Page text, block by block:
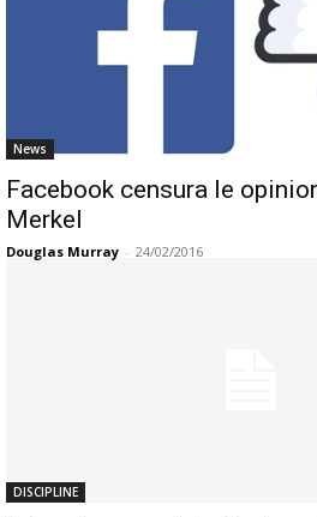
News
Facebook censura le
Merkel
Douglas Murray - 24/02/2016
DISCIPLINE